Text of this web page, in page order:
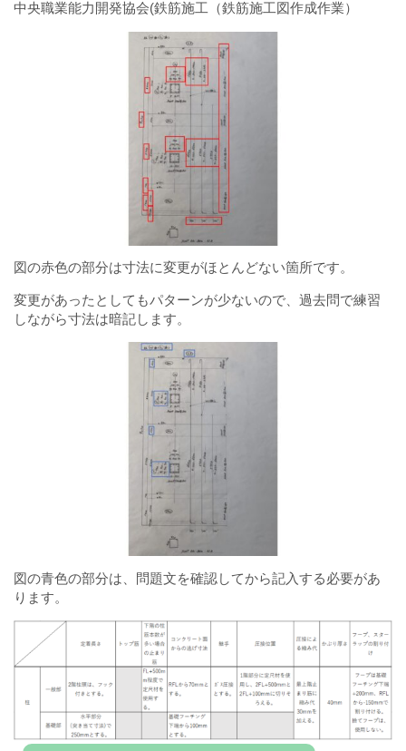
中央職業能力開発協会(鉄筋施工（鉄筋施工図作成作業）
図の赤色の部分は寸法に変更がほとんどない箇所です。
変更があったとしてもパターンが少ないので、過去問で練習
しながら寸法は暗記します。
図の青色の部分は、問題文を確認してから記入する必要があ
ります。